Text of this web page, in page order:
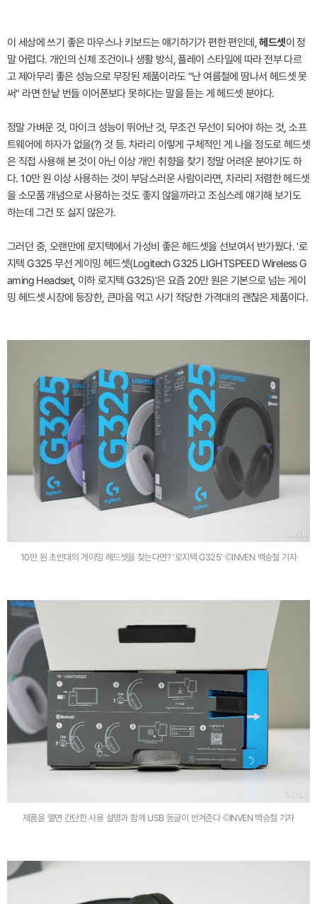
이 세상에 쓰기 좋은 마우스나 키보드는 얘기하기가 편한 편인데,헤드셋이 정
말 어렵다. 개인의 신체 조건이나 생활 방식, 플레이 스타일에 따라 전부 다르
고 제아무리 좋은 성능으로 무장된 제품이라도 "난 여름철에 땀나서 헤드셋 못
써" 라면 한낱 번들 이어폰보다 못하다는 말을 듣는 게 헤드셋 분야다.
정말 가벼운 것, 마이크 성능이 뛰어난 것, 무조건 무선이 되어야 하는 것, 소프
트웨어에 하자가 없을(?) 것 등. 차라리 이렇게 구체적인 게 나을 정도로 헤드셋
은 직접 사용해 본 것이 아닌 이상 개인 취향을 찾기 정말 어려운 분야기도 하
다. 10만 원 이상 사용하는 것이 부담스러운 사람이라면, 차라리 저렴한 헤드셋
을 소모품 개념으로 사용하는 것도 좋지 않을까라고 조심스레 얘기해 보기도
하는데 그건 또 싫지 않은가.
그러던 중, 오랜만에 로지텍에서 가성비 좋은 헤드셋을 선보여서 반가웠다. '로
지텍 G325 무선 게이밍 헤드셋(Logitech G325 LIGHTSPEED Wireless G
aming Headset, 이하 로지텍 G325)'은 요즘 20만 원은 기본으로 넘는 게이
밍 헤드셋 시장에 등장한, 큰마음 먹고 사기 적당한 가격대의 괜찮은 제품이다.
10만 원 초반대의 게이밍 헤드셋을 찾는다면? '로지텍 G325' ©INVEN 백승철 기자
제품을 열면 간단한 사용 설명과 함께 USB 동글이 반겨준다 ©INVEN 백승철 기자